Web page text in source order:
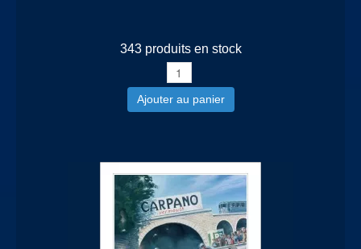
343 produits en stock
Ajouter au panier